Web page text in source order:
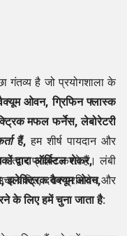
गंतव्य है जो प्रयोगशाला के
ओवन, ग्रिफिन फ्लास्क
मफल फर्नेस, लेबोरेटरी
हैं, हम शीर्ष पायदान और
उत्पाद प्रदान करते हैं। लंबी
शक्ति, दरार प्रतिरोध और
द्वाराऑर्बिटल शेकर,
इलेक्ट्रिक वैक्यूम ओवन,
के लिए हमें चुना जाता है: